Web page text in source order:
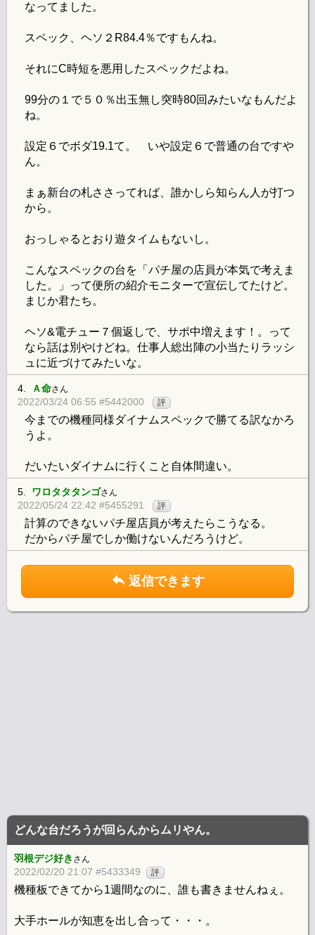
なってました。
スペック、ヘソ２R84.4％ですもんね。
それにC時短を悪用したスペックだよね。
99分の１で５０％出玉無し突時80回みたいなもんだよ
ね。
設定６でボダ19.1て。 いや設定６で普通の台ですや
ん。
まぁ新台の札ささってれば、誰かしら知らん人が打つ
から。
おっしゃるとおり遊タイムもないし。
こんなスペックの台を「パチ屋の店員が本気で考えま
した。」って便所の紹介モニターで宣伝してたけど。
まじか君たち。
ヘソ&電チュー７個返しで、サポ中増えます！。って
なら話は別やけどね。仕事人総出陣の小当たりラッシ
ュに近づけてみたいな。
4. Ａ命さん
2022/03/24 06:55 #5442000 評
今までの機種同様ダイナムスペックで勝てる訳なかろ
うよ。
だいたいダイナムに行くこと自体間違い。
5. ワロタタタンゴさん
2022/05/24 22:42 #5455291 評
計算のできないパチ屋店員が考えたらこうなる。
だからパチ屋でしか働けないんだろうけど。
返信できます
どんな台だろうが回らんからムリやん。
羽根デジ好き さん
2022/02/20 21:07 #5433349 評
機種板できてから1週間なのに、誰も書きませんねぇ。
大手ホールが知恵を出し合って・・・。